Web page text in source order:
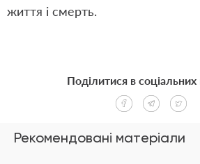
життя і смерть.
Рекомендовані матеріали
Поділитися в